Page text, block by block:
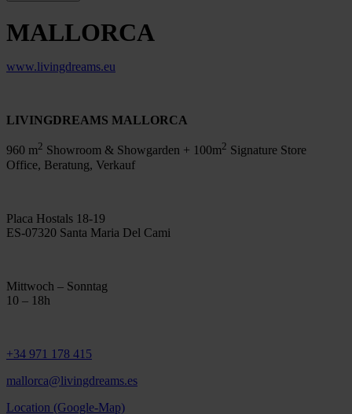
MALLORCA
www.livingdreams.eu
LIVINGDREAMS MALLORCA
960 m2 Showroom & Showgarden + 100m2 Signature Store
Office, Beratung, Verkauf
Placa Hostals 18-19
ES-07320 Santa Maria Del Cami
Mittwoch – Sonntag
10 – 18h
+34 971 178 415
mallorca@livingdreams.es
Location (Google-Map)